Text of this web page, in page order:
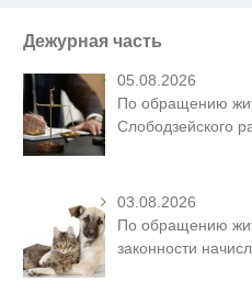
Дежурная часть
05.08.2026
По обращению
Слободзейского
03.08.2026
По обращению
законности